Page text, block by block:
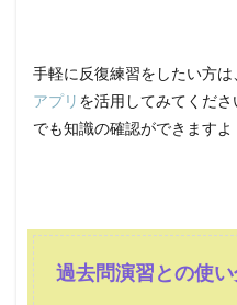
手軽に反復練習をしたい方は
アプリ を活用してみてくだ
でも知識の確認ができますよ
過去問演習との使